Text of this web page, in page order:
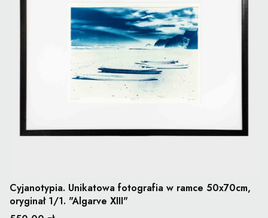
Cyjanotypia. Unikatowa fotografia w ramce 50x70cm,
oryginał 1/1. "Algarve XIII"